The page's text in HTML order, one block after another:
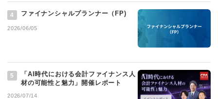
4 ファイナンシャルプランナー（FP)
2026/06/05
5
「AI時代における会計ファイナンス人
材の可能性と魅力」開催レポート
2026/07/14